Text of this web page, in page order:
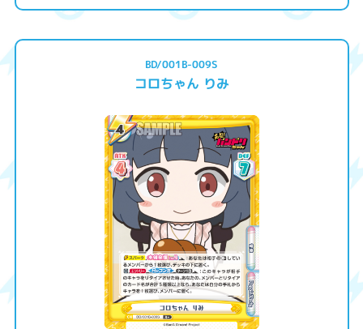
BD/001B-009S
コロちゃん りみ